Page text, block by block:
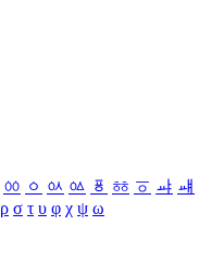
ㆀ ㆁ ㆂ ㆃ ㆄ ㆅ ㆆ ㆇ ㆈ
ρ σ τ υ φ χ ψ ω